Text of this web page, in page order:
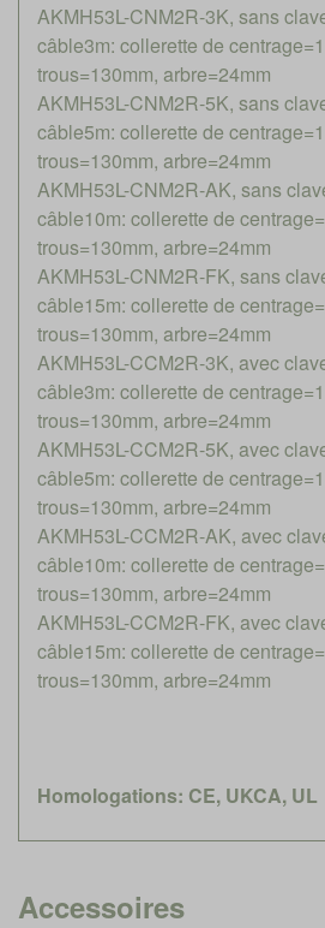
AKMH53L-CNM2R-3K, sans
câble3m: collerette de
trous=130mm, arbre=24mm
AKMH53L-CNM2R-5K, sans
câble5m: collerette de
trous=130mm, arbre=24mm
AKMH53L-CNM2R-AK, sans
câble10m: collerette de
trous=130mm, arbre=24mm
AKMH53L-CNM2R-FK, sans
câble15m: collerette de
trous=130mm, arbre=24mm
AKMH53L-CCM2R-3K, avec
câble3m: collerette de
trous=130mm, arbre=24mm
AKMH53L-CCM2R-5K, avec
câble5m: collerette de
trous=130mm, arbre=24mm
AKMH53L-CCM2R-AK, avec
câble10m: collerette de
trous=130mm, arbre=24mm
AKMH53L-CCM2R-FK, avec
câble15m: collerette de
trous=130mm, arbre=24mm
Homologations: CE, UKCA, UL
Accessoires